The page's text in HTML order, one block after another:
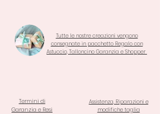
Tutte le nostre creazioni vengono
consegnate in pacchetto Regalo con
Astuccio, Talloncino Garanzia e Shopper
Termini di
Garanzia e Resi
Assistenza, Riparazioni e
modifiche taglia